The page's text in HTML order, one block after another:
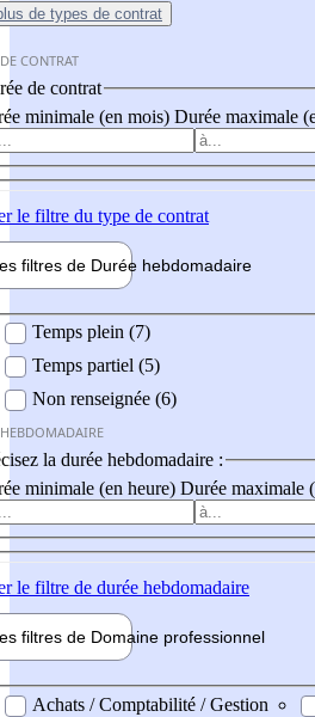
de types de contrat
CONTRAT
de contrat
minimale (en mois) Durée maximale
le filtre du type de contrat
filtres de Durée hebdomadaire
Temps plein (7)
Temps partiel (5)
Non renseignée (6)
la durée hebdomadaire :
minimale (en heure) Durée maximale
le filtre de durée hebdomadaire
filtres de Domaine professionnel
professionel
Achats / Comptabilité / Gestion